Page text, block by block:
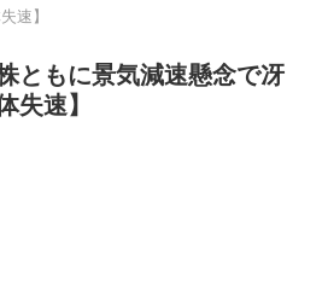
速】
ともに景気減速懸念で冴
失速】